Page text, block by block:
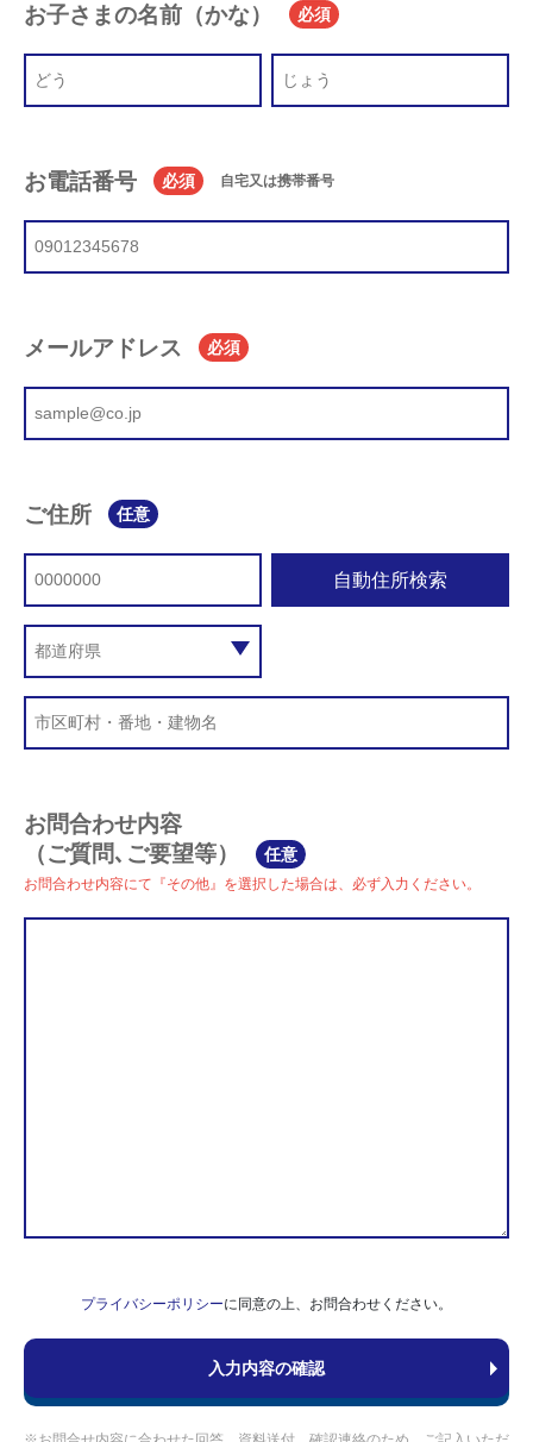
お子さまの名前（かな） 必須
お電話番号 必須 自宅又は携帯番号
メールアドレス 必須
ご住所 任意
自動住所検索
お問合わせ内容
（ご質問､ご要望等）
任意
お問合わせ内容にて『その他』を選択した場合は、必ず入力ください。
プライバシーポリシーに同意の上、お問合わせください。